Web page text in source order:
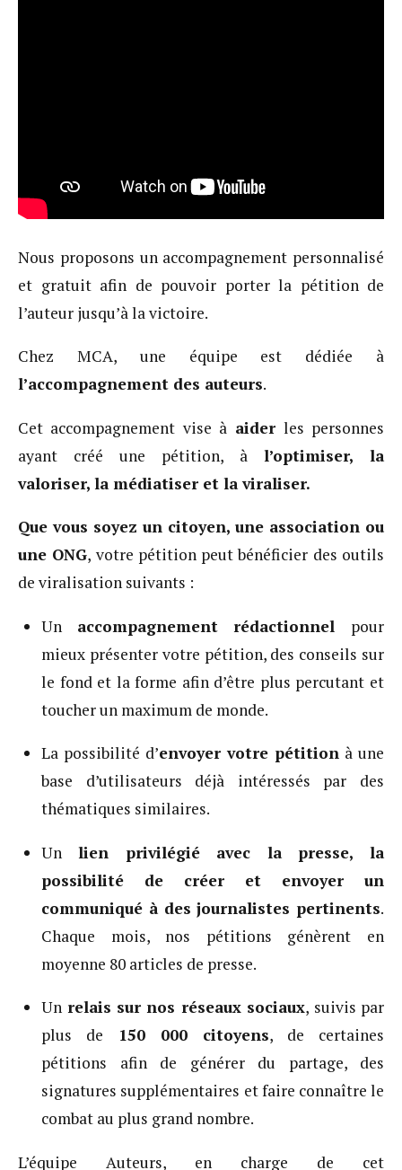
Nous proposons un accompagnement personnalisé
et gratuit afin de pouvoir porter la pétition de
l’auteur jusqu’à la victoire.
Chez MCA, une équipe est dédiée à
l’accompagnement des auteurs.
Cet accompagnement vise à aider les personnes
ayant créé une pétition, à l’optimiser, la
valoriser, la médiatiser et la viraliser.
Que vous soyez un citoyen, une association ou
une ONG, votre pétition peut bénéficier des outils
de viralisation suivants :
Un accompagnement rédactionnel pour
mieux présenter votre pétition, des conseils sur
le fond et la forme afin d’être plus percutant et
toucher un maximum de monde.
La possibilité d’envoyer votre pétition à une
base d’utilisateurs déjà intéressés par des
thématiques similaires.
Un lien privilégié avec la presse,
la
possibilité de créer et envoyer un
communiqué à des journalistes pertinents.
Chaque mois, nos pétitions génèrent en
moyenne 80 articles de presse.
Un relais sur nos réseaux sociaux, suivis par
plus de
150 000 citoyens, de certaines
pétitions afin de générer du partage, des
signatures supplémentaires et faire connaître le
combat au plus grand nombre.
L’équipe Auteurs, en charge de cet